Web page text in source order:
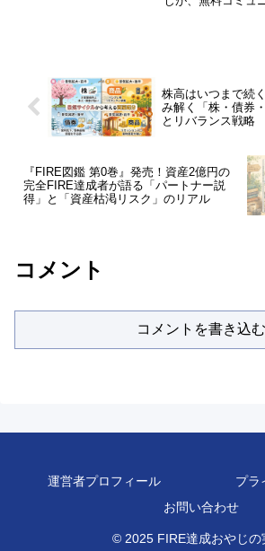
株高はいつまで続
み解く「株・債券
とリバランス戦略
『FIRE図鑑 第0巻』発売！資産2億円の
完全FIRE達成者が語る「パートナー説
得」と「資産枯渇リスク」のリアル
コメント
コメントを書き込む
運営者プロフィール
プラ
お問い合わせ
© 2025 FIRE達成おやじの